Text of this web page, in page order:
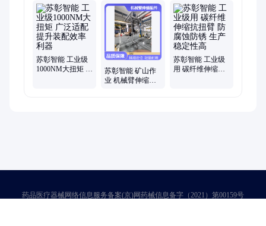
芦、伸缩臂、抗扭臂、非标夹具、搬运机械手、拧紧枪
苏彰智能 工业级
1000NM大扭矩 广
苏彰智能 矿山作
业 机械臂伸缩配
苏彰智能 工业级
用 碳纤维伸缩抗
药品医疗器械网络信息服务备案(京)网药械信息备字（2021）第00159号